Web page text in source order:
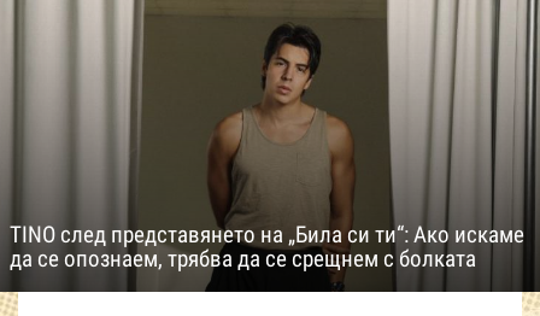
TINO след представянето на „Била си ти“: Ако искаме
да се опознаем, трябва да се срещнем с болката